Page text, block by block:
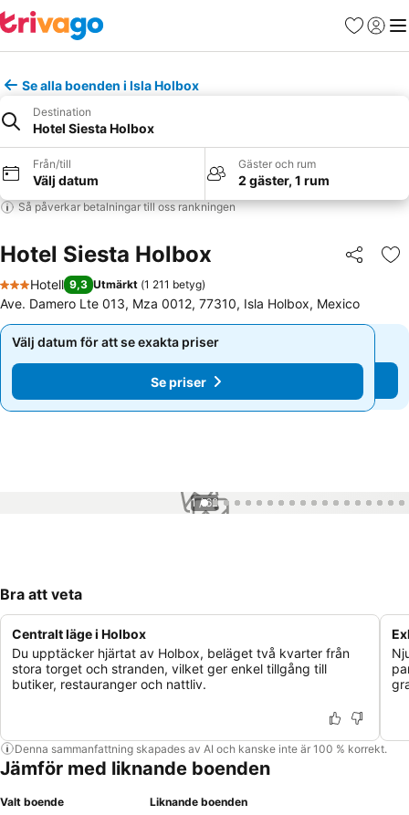
Favoriter
Logga
Se alla boenden i Isla Holbox
Destination
Hotel Siesta Holbox
Från/till
Välj datum
Gäster och rum
2 gäster, 1 rum
Så påverkar betalningar till oss rankningen
Hotel Siesta Holbox Dela
3 Stjärnor
Hotell 9,3 Utmärkt (1 211 betyg)
Ave. Damero Lte 013, Mza 0012, 77310, Isla Holbox, Mexico
Välj datum för att se exakta priser
Se priser
Välj datum för att se exakta priser
Se priser
1 / 62
Bra att veta
Centralt läge i Holbox
Du upptäcker hjärtat av Holbox, beläget två kvarter från
stora torget och stranden, vilket ger enkel tillgång till
butiker, restauranger och nattliv.
Denna sammanfattning skapades av AI och kanske inte är 100 % korrekt.
Jämför med liknande boenden
Valt boende Liknande boenden